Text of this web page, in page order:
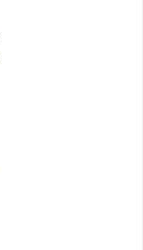
Chayka
Beko
Vivitek
RED solution